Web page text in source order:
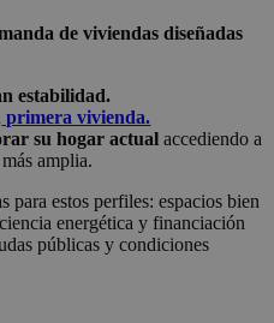
de viviendas diseñadas
estabilidad.
primera vivienda.
su hogar actual accediendo a
amplia.
para estos perfiles: espacios bien
energética y financiación
públicas y condiciones